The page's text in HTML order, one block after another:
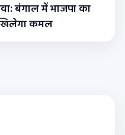
बंगाल में भाजपा का
कमल